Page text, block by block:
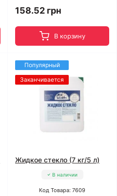
158.52 грн
В корзину
Популярный
Заканчивается
Жидкое стекло (7 кг/5 л)
В наличии
Код Товара: 7609